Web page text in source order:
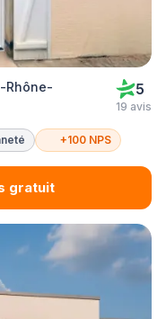
Rhône-
5
19 avis
+100 NPS
gratuit